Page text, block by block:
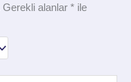
Gerekli alanlar * ile